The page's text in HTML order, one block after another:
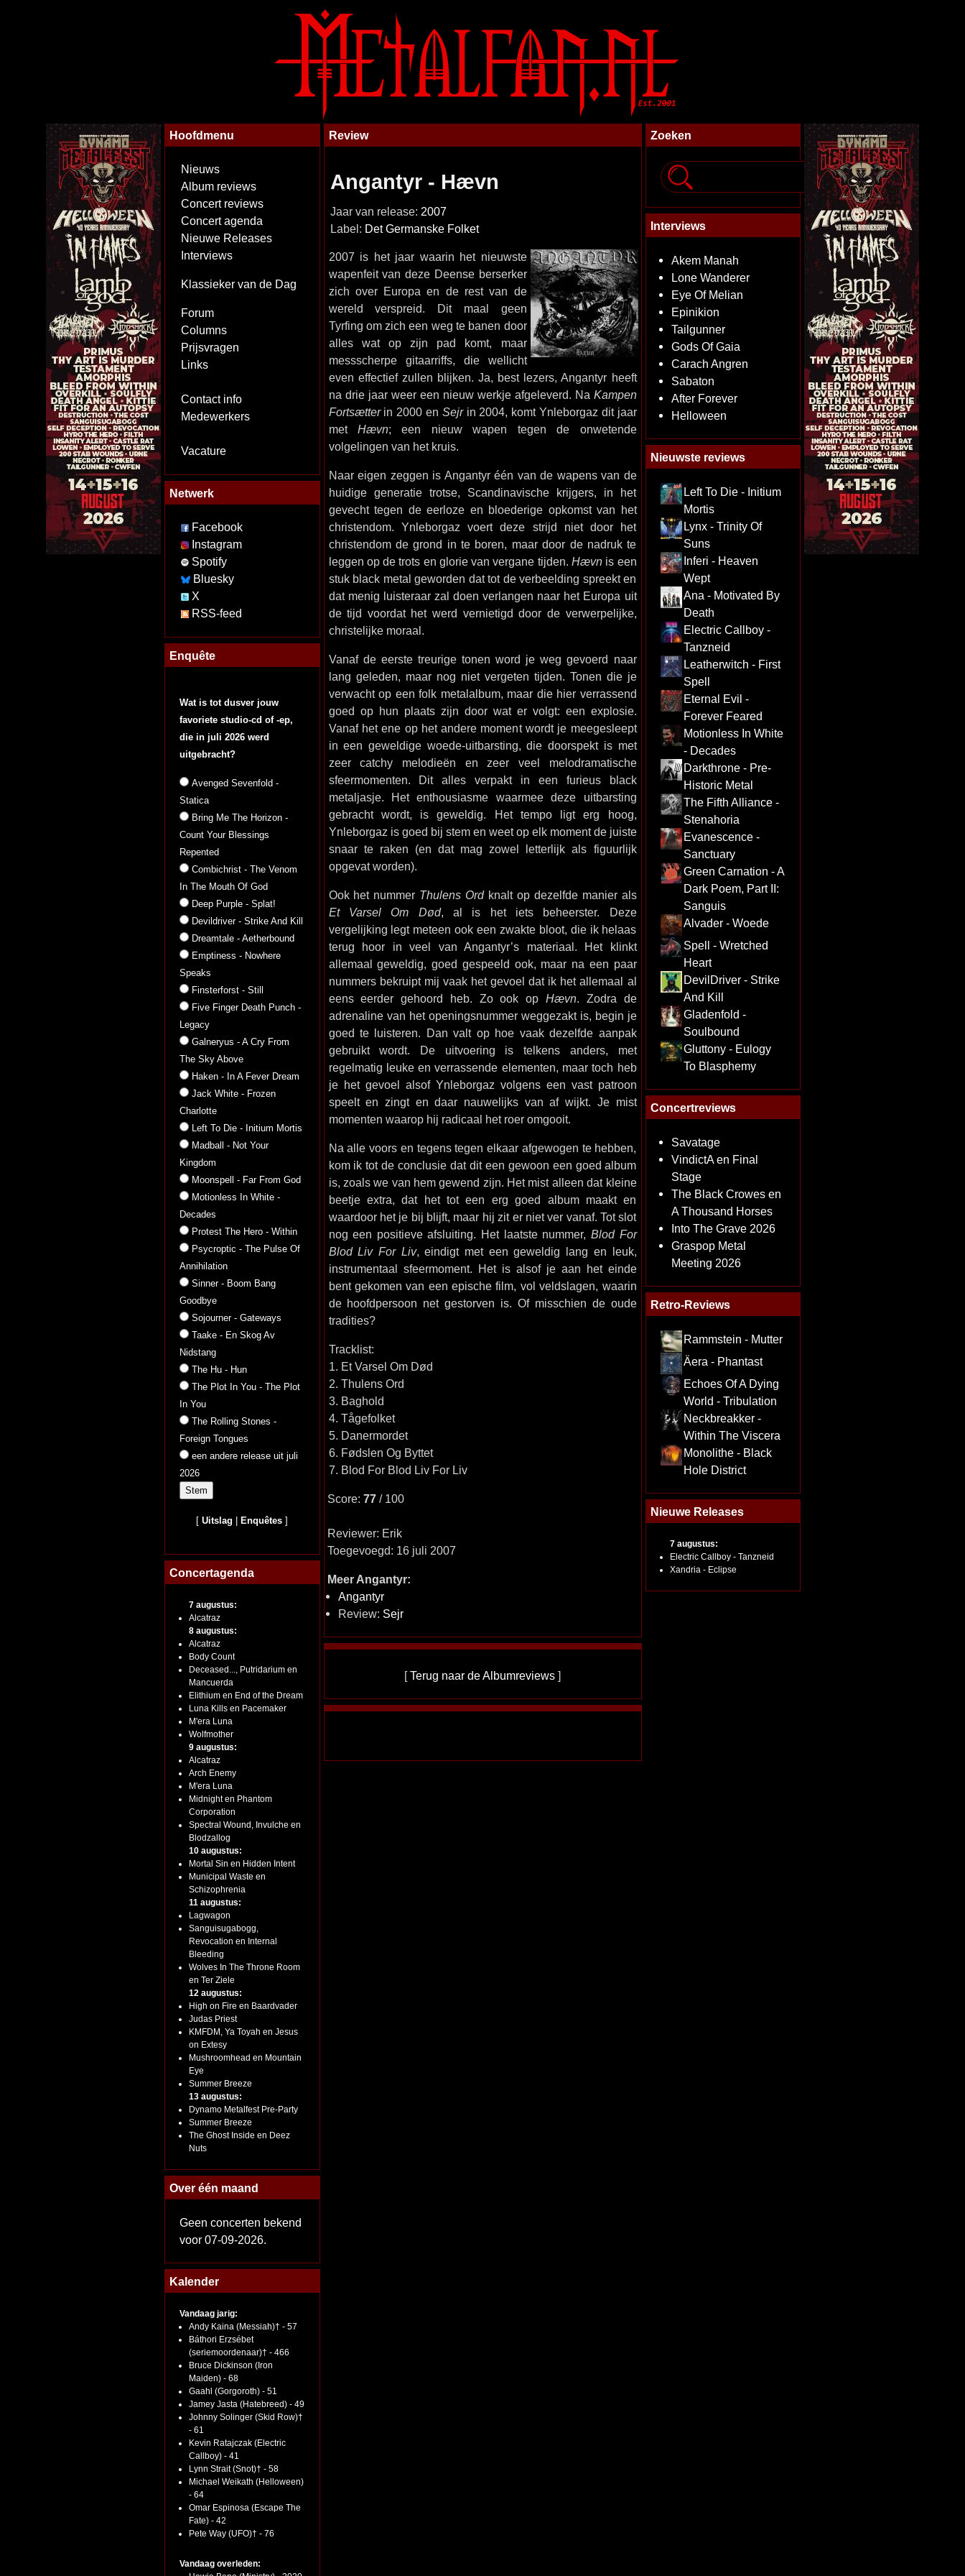
Hoofdmenu
Nieuws
Album reviews
Concert reviews
Concert agenda
Nieuwe Releases
Interviews
Klassieker van de Dag
Forum
Columns
Prijsvragen
Links
Contact info
Medewerkers
Vacature
Netwerk
Facebook
Instagram
Spotify
Bluesky
X
RSS-feed
Enquête
Wat is tot dusver jouw
favoriete studio-cd of -ep,
die in juli 2026 werd
uitgebracht?
Avenged Sevenfold -
Statica
Bring Me The Horizon -
Count Your Blessings
Repented
Combichrist - The Venom
In The Mouth Of God
Deep Purple - Splat!
Devildriver - Strike And Kill
Dreamtale - Aetherbound
Emptiness - Nowhere
Speaks
Finsterforst - Still
Five Finger Death Punch -
Legacy
Galneryus - A Cry From
The Sky Above
Haken - In A Fever Dream
Jack White - Frozen
Charlotte
Left To Die - Initium Mortis
Madball - Not Your
Kingdom
Moonspell - Far From God
Motionless In White -
Decades
Protest The Hero - Within
Psycroptic - The Pulse Of
Annihilation
Sinner - Boom Bang
Goodbye
Sojourner - Gateways
Taake - En Skog Av
Nidstang
The Hu - Hun
The Plot In You - The Plot
In You
The Rolling Stones -
Foreign Tongues
een andere release uit juli
2026
[Uitslag Enquêtes ]
Concertagenda
7 augustus:
Alcatraz
8 augustus:
Alcatraz
Body Count
Deceased..., Putridarium en
Mancuerda
Elithium en End of the Dream
Luna Kills en Pacemaker
M'era Luna
Wolfmother
9 augustus:
Alcatraz
Arch Enemy
M'era Luna
Midnight en Phantom
Corporation
Spectral Wound, Invulche en
Blodzallog
10 augustus:
Mortal Sin en Hidden Intent
Municipal Waste en
Schizophrenia
11 augustus:
Lagwagon
Sanguisugabogg,
Revocation en Internal
Bleeding
Wolves In The Throne Room
en Ter Ziele
12 augustus:
High on Fire en Baardvader
Judas Priest
KMFDM, Ya Toyah en Jesus
on Extesy
Mushroomhead en Mountain
Eye
Summer Breeze
13 augustus:
Dynamo Metalfest Pre-Party
Summer Breeze
The Ghost Inside en Deez
Nuts
Over één maand
Geen concerten bekend
voor 07-09-2026.
Kalender
Vandaag jarig:
Andy Kaina (Messiah)† - 57
Báthori Erzsébet
(seriemoordenaar)† - 466
Bruce Dickinson (Iron
Maiden) - 68
Gaahl (Gorgoroth) - 51
Jamey Jasta (Hatebreed) - 49
Johnny Solinger (Skid Row)†
- 61
Kevin Ratajczak (Electric
Callboy) - 41
Lynn Strait (Snot)† - 58
Michael Weikath (Helloween)
- 64
Omar Espinosa (Escape The
Fate) - 42
Pete Way (UFO)† - 76
Vandaag overleden:
Review
Angantyr - Hævn
Jaar van release: 2007
Label: Det Germanske Folket
2007 is het jaar waarin het nieuwste
wapenfeit van deze Deense berserker
zich over Europa en de rest van de
wereld verspreid. Dit maal geen
Tyrfing om zich een weg te banen door
alles wat op zijn pad komt, maar
messscherpe gitaarriffs, die wellicht
even effectief zullen blijken. Ja, best lezers, Angantyr heeft
na drie jaar weer een nieuw werkje afgeleverd. Na Kampen
Fortsætterin 2000 en Sejrin 2004, komt Ynleborgaz dit jaar
met Hævn; een nieuw wapen tegen de onwetende
volgelingen van het kruis.
Naar eigen zeggen is Angantyr één van de wapens van de
huidige generatie trotse, Scandinavische krijgers, in het
gevecht tegen de eerloze en bloederige opkomst van het
christendom. Ynleborgaz voert deze strijd niet door het
christendom de grond in te boren, maar door de nadruk te
leggen op de trots en glorie van vergane tijden. Hævnis een
stuk black metal geworden dat tot de verbeelding spreekt en
dat menig luisteraar zal doen verlangen naar het Europa uit
de tijd voordat het werd vernietigd door de verwerpelijke,
christelijke moraal.
Vanaf de eerste treurige tonen word je weg gevoerd naar
lang geleden, maar nog niet vergeten tijden. Tonen die je
verwacht op een folk metalalbum, maar die hier verrassend
goed op hun plaats zijn door wat er volgt: een explosie.
Vanaf het ene op het andere moment wordt je meegesleept
in een geweldige woede-uitbarsting, die doorspekt is met
zeer catchy melodieën en zeer veel melodramatische
sfeermomenten. Dit alles verpakt in een furieus black
metaljasje. Het enthousiasme waarmee deze uitbarsting
gebracht wordt, is geweldig. Het tempo ligt erg hoog,
Ynleborgaz is goed bij stem en weet op elk moment de juiste
snaar te raken (en dat mag zowel letterlijk als figuurlijk
opgevat worden).
Ook het nummer Thulens Ordknalt op dezelfde manier als
Et Varsel Om Død, al is het iets beheerster. Deze
vergelijking legt meteen ook een zwakte bloot, die ik helaas
terug hoor in veel van Angantyr’s materiaal. Het klinkt
allemaal geweldig, goed gespeeld ook, maar na een paar
nummers bekruipt mij vaak het gevoel dat ik het allemaal al
eens eerder gehoord heb. Zo ook op Hævn. Zodra de
adrenaline van het openingsnummer weggezakt is, begin je
goed te luisteren. Dan valt op hoe vaak dezelfde aanpak
gebruikt wordt. De uitvoering is telkens anders, met
regelmatig leuke en verrassende elementen, maar toch heb
je het gevoel alsof Ynleborgaz volgens een vast patroon
speelt en zingt en daar nauwelijks van af wijkt. Je mist
momenten waarop hij radicaal het roer omgooit.
Na alle voors en tegens tegen elkaar afgewogen te hebben,
kom ik tot de conclusie dat dit een gewoon een goed album
is, zoals we van hem gewend zijn. Het mist alleen dat kleine
beetje extra, dat het tot een erg goed album maakt en
waardoor het je bij blijft, maar hij zit er niet ver vanaf. Tot slot
nog een positieve afsluiting. Het laatste nummer, Blod For
Blod Liv For Liv, eindigt met een geweldig lang en leuk,
instrumentaal sfeermoment. Het is alsof je aan het einde
bent gekomen van een epische film, vol veldslagen, waarin
de hoofdpersoon net gestorven is. Of misschien de oude
tradities?
Tracklist:
1. Et Varsel Om Død
2. Thulens Ord
3. Baghold
4. Tågefolket
5. Danermordet
6. Fødslen Og Byttet
7. Blod For Blod Liv For Liv
Score: 77/ 100
Reviewer: Erik
Toegevoegd: 16 juli 2007
Meer Angantyr:
Angantyr
Review: Sejr
[Terug naar de Albumreviews ]
Zoeken
Interviews
Akem Manah
Lone Wanderer
Eye Of Melian
Epinikion
Tailgunner
Gods Of Gaia
Carach Angren
Sabaton
After Forever
Helloween
Nieuwste reviews
Left To Die - Initium
Mortis
Lynx - Trinity Of
Suns
Inferi - Heaven
Wept
Ana - Motivated By
Death
Electric Callboy -
Tanzneid
Leatherwitch - First
Spell
Eternal Evil -
Forever Feared
Motionless In White
- Decades
Darkthrone - Pre-
Historic Metal
The Fifth Alliance -
Stenahoria
Evanescence -
Sanctuary
Green Carnation - A
Dark Poem, Part II:
Sanguis
Alvader - Woede
Spell - Wretched
Heart
DevilDriver - Strike
And Kill
Gladenfold -
Soulbound
Gluttony - Eulogy
To Blasphemy
Concertreviews
Savatage
VindictA en Final
Stage
The Black Crowes en
A Thousand Horses
Into The Grave 2026
Graspop Metal
Meeting 2026
Retro-Reviews
Rammstein - Mutter
Äera - Phantast
Echoes Of A Dying
World - Tribulation
Neckbreakker -
Within The Viscera
Monolithe - Black
Hole District
Nieuwe Releases
7 augustus:
Electric Callboy - Tanzneid
Xandria - Eclipse